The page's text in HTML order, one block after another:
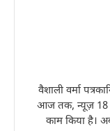
वैशाली वर्मा
आज तक, न्यूज़ 18
काम किया है।